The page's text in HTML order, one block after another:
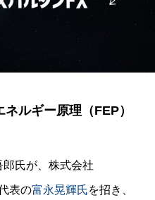
ルギー原理（FEP）
氏が、株式会社
表の富永晃輝氏を招き、